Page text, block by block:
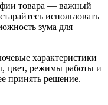
товара — важный
использовать
зума для
характеристики
цвет, режимы работы и
принять решение.